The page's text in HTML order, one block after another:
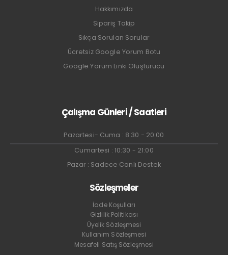
Hakkımızda
Sipariş Takip
Sıkça Sorulan Sorular
Ücretsiz Google Yorum Botu
Google Yorum Linki Oluşturucu
Çalışma Günleri / Saatleri
Pazartesi- Cuma : 8:30 - 20:00
Cumartesi : 10:30 - 21:00
Pazar : Sadece Canlı Destek
Sözleşmeler
İade Koşulları
Gizlilik Politikası
Üyelik Sözleşmesi
Kullanım Sözleşmesi
Mesafeli Satış Sözleşmesi